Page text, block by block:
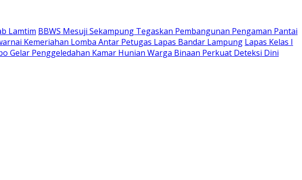
Lamtim BBWS Mesuji Sekampung Tegaskan Pembangunan Pengaman Pantai
Kemeriahan Lomba Antar Petugas Lapas Bandar Lampung Lapas Kelas I
Gelar Penggeledahan Kamar Hunian Warga Binaan Perkuat Deteksi Dini